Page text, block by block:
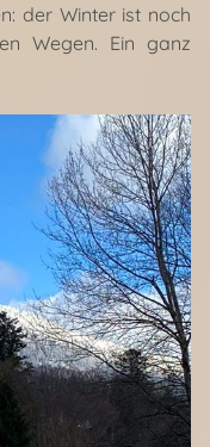
der Winter ist noch
Wegen. Ein ganz